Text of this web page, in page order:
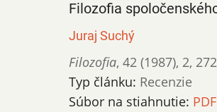
Filozofia
Juraj Suchý
Filozofia, 42 (1987), 2,
Typ článku: Recenzie
Súbor na stiahnutie: PDF